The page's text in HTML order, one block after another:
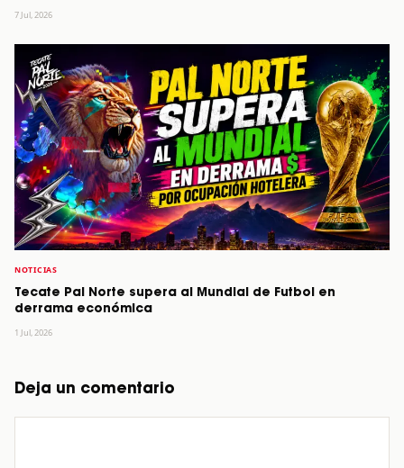
7 Jul, 2026
NOTICIAS
Tecate Pal Norte supera al Mundial de Futbol en
derrama económica
1 Jul, 2026
Deja un comentario
Comentario